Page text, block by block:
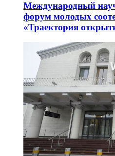
Международный
форум молодых
«Траектория